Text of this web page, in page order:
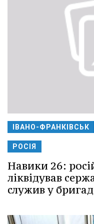
ІВАНО-ФРАНКІВСЬК
РОСІЯ
Навики 26:
ліквідував
служив у